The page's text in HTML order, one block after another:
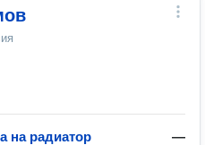
на радиатор
—